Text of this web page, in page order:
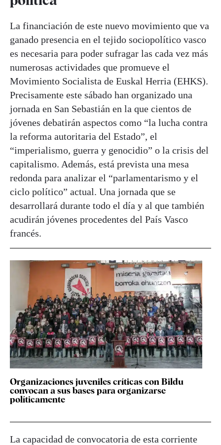
La financiación de este nuevo movimiento que va
ganado presencia en el tejido sociopolítico vasco
es necesaria para poder sufragar las cada vez más
numerosas actividades que promueve el
Movimiento Socialista de Euskal Herria (EHKS).
Precisamente este sábado han organizado una
jornada en San Sebastián en la que cientos de
jóvenes debatirán aspectos como “la lucha contra
la reforma autoritaria del Estado”, el
“imperialismo, guerra y genocidio” o la crisis del
capitalismo. Además, está prevista una mesa
redonda para analizar el “parlamentarismo y el
ciclo político” actual. Una jornada que se
desarrollará durante todo el día y al que también
acudirán jóvenes procedentes del País Vasco
francés.
Organizaciones juveniles críticas con Bildu
convocan a sus bases para organizarse
políticamente
La capacidad de convocatoria de esta corriente